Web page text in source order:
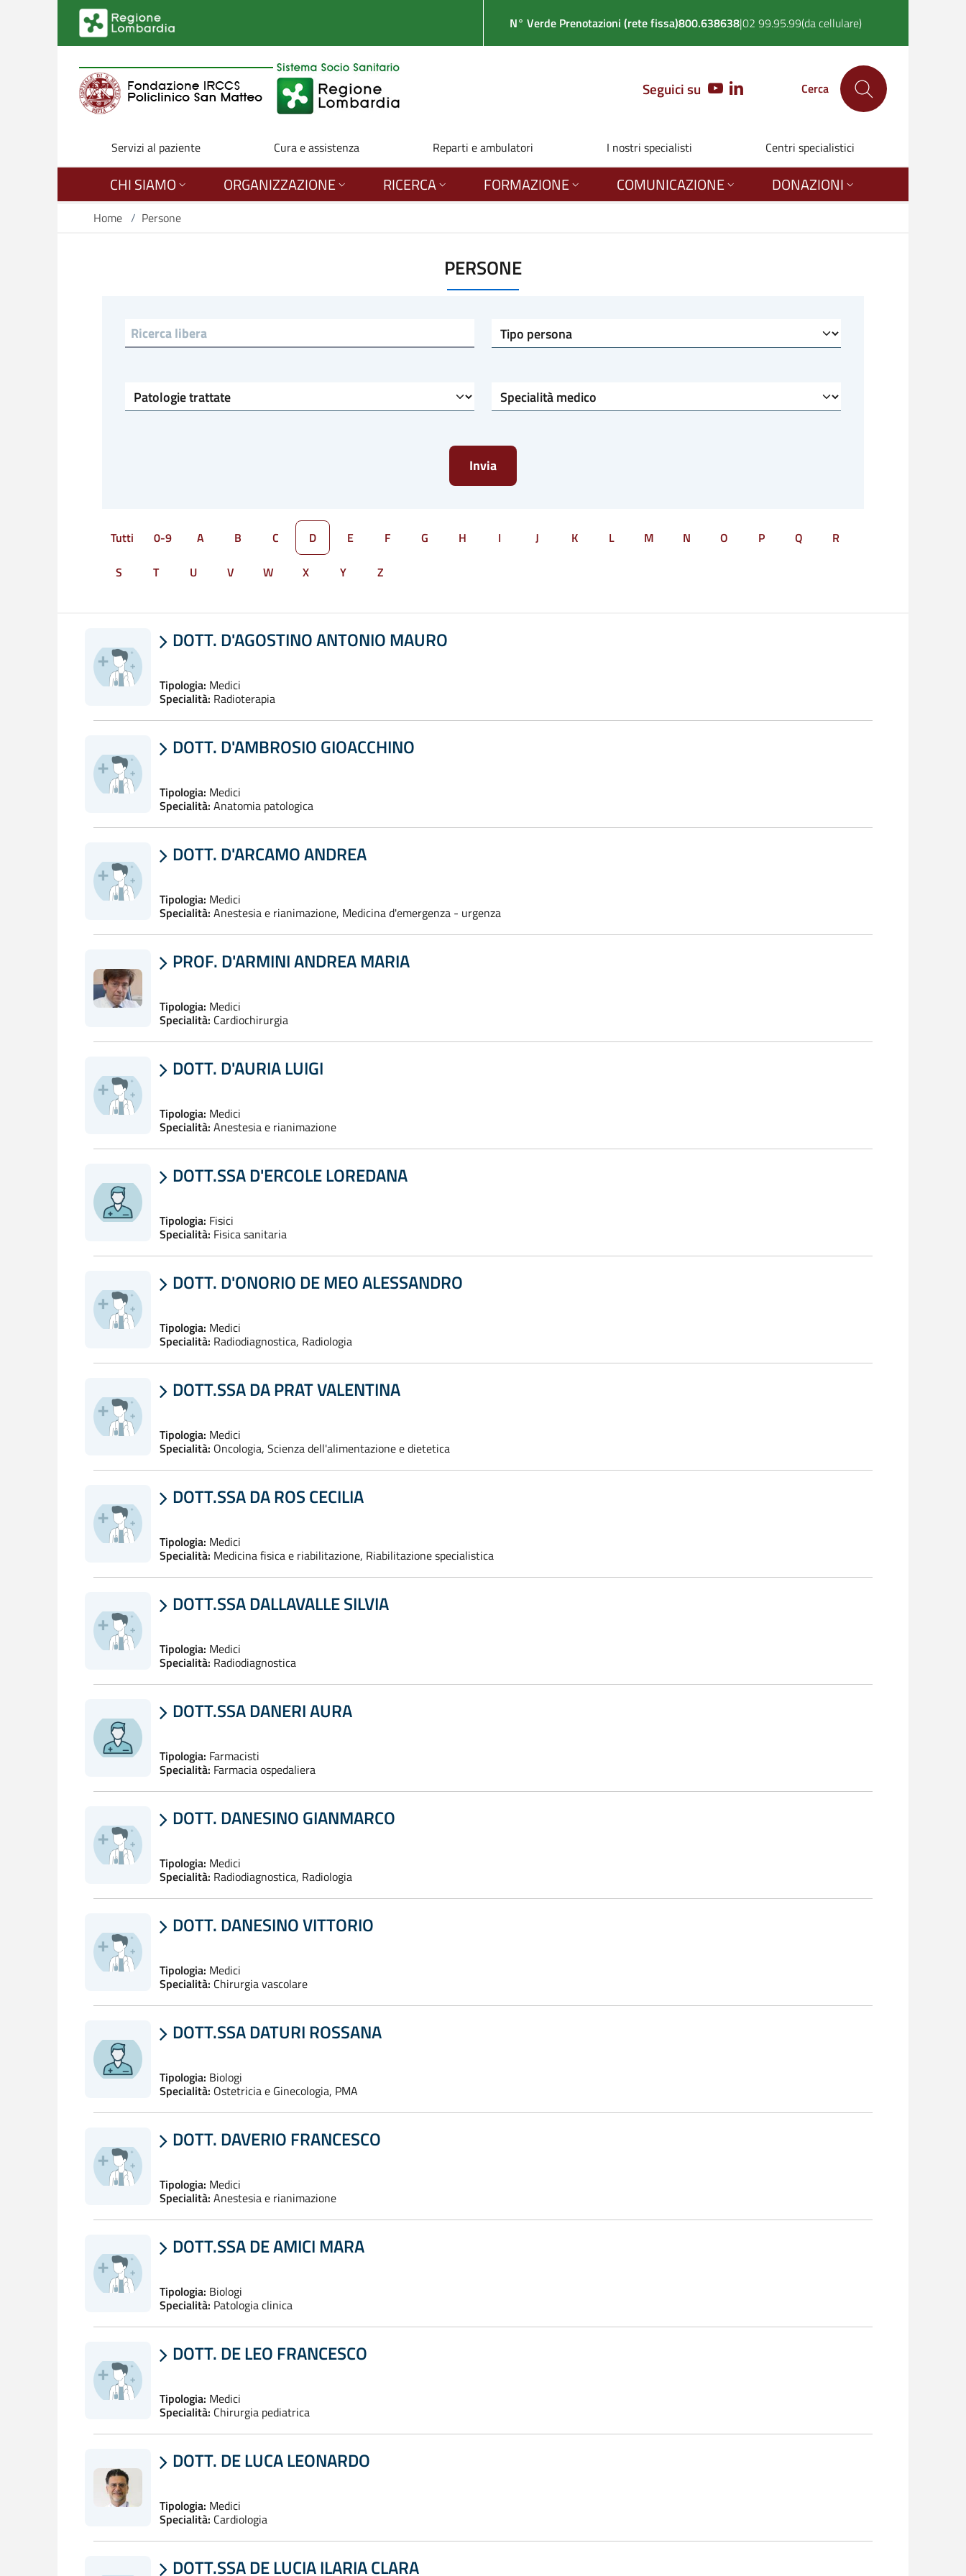
Salta al contenuto principale
N° Verde Prenotazioni (rete fissa)800.638638|02 99.95.99(da cellulare)
Seguici su YOUTUBELINKEDIN Cerca
Servizi al paziente Cura e assistenza Reparti e ambulatori I nostri specialisti Centri specialistici
CHI SIAMO ORGANIZZAZIONE RICERCA FORMAZIONE COMUNICAZIONE DONAZIONI
Home / Persone
PERSONE
Ricerca libera Tipo persona
Patologie trattate Specialità medico
Tutti 0-9 A B C D E F G H I J K L M N O P Q
R
S
T U V W X Y Z
 DOTT. D'AGOSTINO ANTONIO MAURO
Tipologia: Medici
Specialità: Radioterapia
 DOTT. D'AMBROSIO GIOACCHINO
Tipologia: Medici
Specialità: Anatomia patologica
 DOTT. D'ARCAMO ANDREA
Tipologia: Medici
Specialità: Anestesia e rianimazione, Medicina d'emergenza - urgenza
 PROF. D'ARMINI ANDREA MARIA
Tipologia: Medici
Specialità: Cardiochirurgia
 DOTT. D'AURIA LUIGI
Tipologia: Medici
Specialità: Anestesia e rianimazione
 DOTT.SSA D'ERCOLE LOREDANA
Tipologia: Fisici
Specialità: Fisica sanitaria
 DOTT. D'ONORIO DE MEO ALESSANDRO
Tipologia: Medici
Specialità: Radiodiagnostica, Radiologia
 DOTT.SSA DA PRAT VALENTINA
Tipologia: Medici
Specialità: Oncologia, Scienza dell'alimentazione e dietetica
 DOTT.SSA DA ROS CECILIA
Tipologia: Medici
Specialità: Medicina fisica e riabilitazione, Riabilitazione specialistica
 DOTT.SSA DALLAVALLE SILVIA
Tipologia: Medici
Specialità: Radiodiagnostica
 DOTT.SSA DANERI AURA
Tipologia: Farmacisti
Specialità: Farmacia ospedaliera
 DOTT. DANESINO GIANMARCO
Tipologia: Medici
Specialità: Radiodiagnostica, Radiologia
 DOTT. DANESINO VITTORIO
Tipologia: Medici
Specialità: Chirurgia vascolare
 DOTT.SSA DATURI ROSSANA
Tipologia: Biologi
Specialità: Ostetricia e Ginecologia, PMA
 DOTT. DAVERIO FRANCESCO
Tipologia: Medici
Specialità: Anestesia e rianimazione
 DOTT.SSA DE AMICI MARA
Tipologia: Biologi
Specialità: Patologia clinica
 DOTT. DE LEO FRANCESCO
Tipologia: Medici
Specialità: Chirurgia pediatrica
 DOTT. DE LUCA LEONARDO
Tipologia: Medici
Specialità: Cardiologia
 DOTT.SSA DE LUCIA ILARIA CLARA